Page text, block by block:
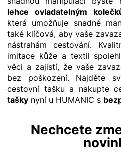
lehce ovladatelným
která umožňuje snadné
také klíčová, aby vaše
nástrahám cestování.
imitace kůže a textil
věci a zajistí, že vaše
bez poškození. Najděte
cestovní tašku a nakupte
tašky nyní u HUMANIC s
Nechcete